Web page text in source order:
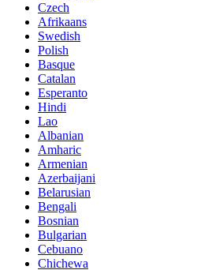
Czech
Afrikaans
Swedish
Polish
Basque
Catalan
Esperanto
Hindi
Lao
Albanian
Amharic
Armenian
Azerbaijani
Belarusian
Bengali
Bosnian
Bulgarian
Cebuano
Chichewa